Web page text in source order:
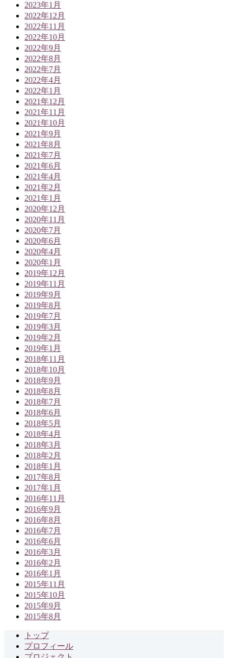
2023年1月
2022年12月
2022年11月
2022年10月
2022年9月
2022年8月
2022年7月
2022年4月
2022年1月
2021年12月
2021年11月
2021年10月
2021年9月
2021年8月
2021年7月
2021年6月
2021年4月
2021年2月
2021年1月
2020年12月
2020年11月
2020年7月
2020年6月
2020年4月
2020年1月
2019年12月
2019年11月
2019年9月
2019年8月
2019年7月
2019年3月
2019年2月
2019年1月
2018年11月
2018年10月
2018年9月
2018年8月
2018年7月
2018年6月
2018年5月
2018年4月
2018年3月
2018年2月
2018年1月
2017年8月
2017年1月
2016年11月
2016年9月
2016年8月
2016年7月
2016年6月
2016年3月
2016年2月
2016年1月
2015年11月
2015年10月
2015年9月
2015年8月
トップ
プロフィール